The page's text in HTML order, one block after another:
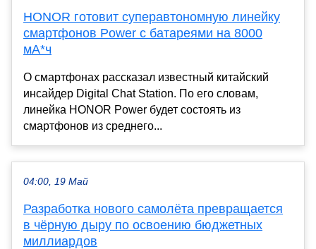
HONOR готовит суперавтономную линейку
смартфонов Power с батареями на 8000
мА*ч
О смартфонах рассказал известный китайский
инсайдер Digital Chat Station. По его словам,
линейка HONOR Power будет состоять из
смартфонов из среднего...
04:00, 19 Май
Разработка нового самолёта превращается
в чёрную дыру по освоению бюджетных
миллиардов